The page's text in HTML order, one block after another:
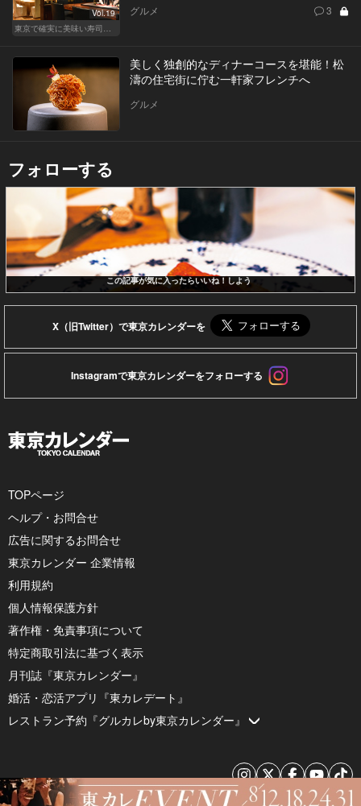
Vol.19
東京で確実に美味い寿司はここだ！
グルメ 3
美しく独創的なディナーコースを堪能！松
濤の住宅街に佇む一軒家フレンチへ
グルメ
フォローする
この記事が気に入ったらいいね！しよう
X（旧Twitter）で東京カレンダーを
Instagramで東京カレンダーをフォローする
TOPページ
ヘルプ・お問合せ
広告に関するお問合せ
東京カレンダー 企業情報
利用規約
個人情報保護方針
著作権・免責事項について
特定商取引法に基づく表示
月刊誌『東京カレンダー』
婚活・恋活アプリ『東カレデート』
レストラン予約『グルカレby東京カレンダー』
© 2026 by Tokyo Calendar, Inc.